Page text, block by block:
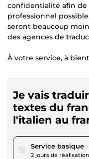
confidentialité afin de
professionnel
seront beaucoup
des agences de
À votre service, à
Je vais
textes du
l'italien au
Service basique
2 jours de réalisation